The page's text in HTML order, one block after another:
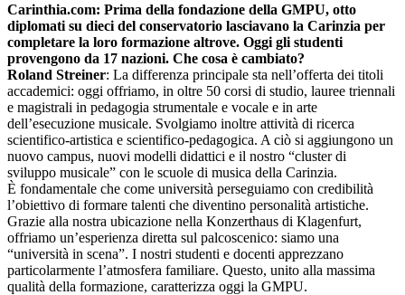
Carinthia.com: Prima della fondazione della GMPU, otto
diplomati su dieci del conservatorio lasciavano la Carinzia per
completare la loro formazione altrove. Oggi gli studenti
provengono da 17 nazioni. Che cosa è cambiato?
Roland Streiner: La differenza principale sta nell’offerta dei titoli
accademici: oggi offriamo, in oltre 50 corsi di studio, lauree triennali
e magistrali in pedagogia strumentale e vocale e in arte
dell’esecuzione musicale. Svolgiamo inoltre attività di ricerca
scientifico-artistica e scientifico-pedagogica. A ciò si aggiungono un
nuovo campus, nuovi modelli didattici e il nostro “cluster di
sviluppo musicale” con le scuole di musica della Carinzia.
È fondamentale che come università perseguiamo con credibilità
l’obiettivo di formare talenti che diventino personalità artistiche.
Grazie alla nostra ubicazione nella Konzerthaus di Klagenfurt,
offriamo un’esperienza diretta sul palcoscenico: siamo una
“università in scena”. I nostri studenti e docenti apprezzano
particolarmente l’atmosfera familiare. Questo, unito alla massima
qualità della formazione, caratterizza oggi la GMPU.